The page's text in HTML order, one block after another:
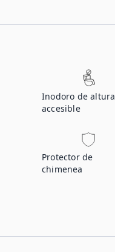
Inodoro de altura
accesible
Protector de
chimenea